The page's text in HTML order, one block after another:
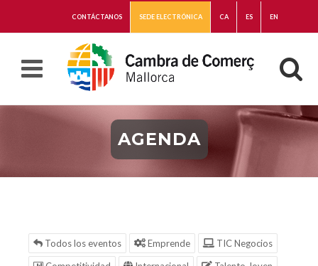
CONTÁCTANOS SEDE ELECTRÓNICA CA ES EN
AGENDA
Todos los eventos Emprende
TIC Negocios